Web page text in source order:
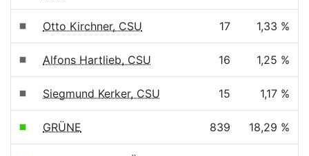
Otto Kirchner, CSU 17 1,33 %
Alfons Hartlieb, CSU 16 1,25 %
Siegmund Kerker, CSU 15 1,17 %
GRÜNE 839 18,29 %